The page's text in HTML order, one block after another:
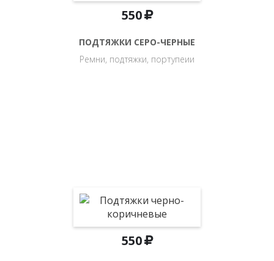
550
ПОДТЯЖКИ СЕРО-ЧЕРНЫЕ
Ремни, подтяжки, портупеии
550